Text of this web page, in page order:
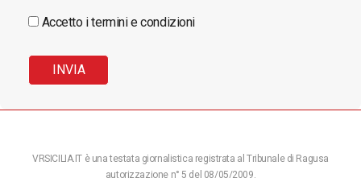
Accetto i termini e condizioni
VRSICILIA.IT è una testata giornalistica registrata al Tribunale di Ragusa
autorizzazione n° 5 del 08/05/2009.